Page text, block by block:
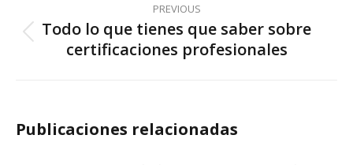
navigation
PREVIOUS
Previous
post:
Todo lo que tienes que saber sobre
certificaciones profesionales
Publicaciones relacionadas